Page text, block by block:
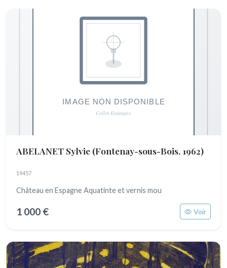
ABELANET Sylvie (Fontenay-sous-Bois, 1962)
19457
Château en Espagne Aquatinte et vernis mou
1 000 € Voir